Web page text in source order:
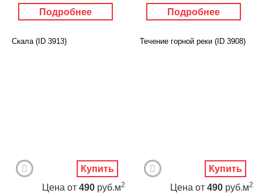
Подробнее Подробнее
Скала (ID 3913)
Цена от 490 руб.м2
Купить
Течение горной реки (ID 3908)
Цена от 490 руб.м2
Купить